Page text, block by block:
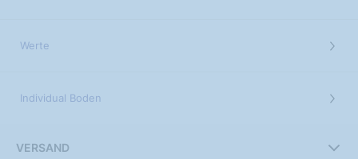
Werte
Individual Boden
VERSAND